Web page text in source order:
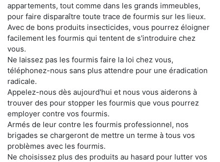
appartements, tout comme dans les grands immeubles,
pour faire disparaître toute trace de fourmis sur les lieux.
Avec de bons produits insecticides, vous pourrez éloigner
facilement les fourmis qui tentent de s'introduire chez
vous.
Ne laissez pas les fourmis faire la loi chez vous,
téléphonez-nous sans plus attendre pour une éradication
radicale.
Appelez-nous dès aujourd'hui et nous vous aiderons à
trouver des pour stopper les fourmis que vous pourrez
employer contre vos fourmis.
Armés de leur contre les fourmis professionnel, nos
brigades se chargeront de mettre un terme à tous vos
problèmes avec les fourmis.
Ne choisissez plus des produits au hasard pour lutter vos